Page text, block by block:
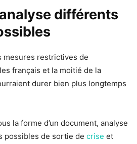
différents
mesures restrictives de
français et la moitié de la
durer bien plus longtemps
la forme d’un document, analyse
possibles de sortie de crise et